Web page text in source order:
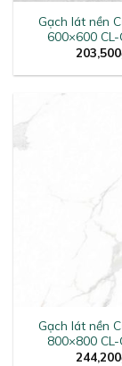
Gạch lát nền
600×600 CL-
203,500
Gạch lát nền
800×800 CL-
244,200